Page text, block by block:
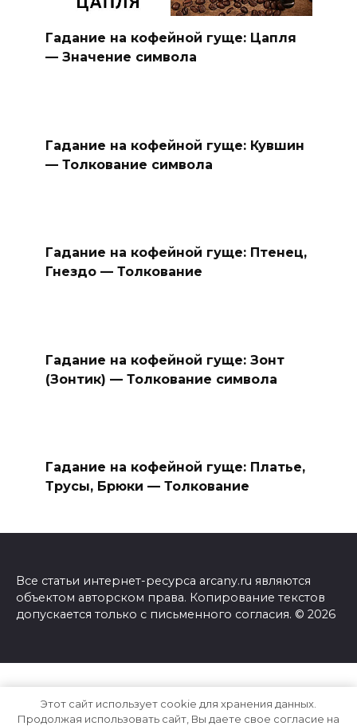
Гадание на кофейной гуще: Цапля
— Значение символа
Гадание на кофейной гуще: Кувшин
— Толкование символа
Гадание на кофейной гуще: Птенец,
Гнездо — Толкование
Гадание на кофейной гуще: Зонт
(Зонтик) — Толкование символа
Гадание на кофейной гуще: Платье,
Трусы, Брюки — Толкование
Все статьи интернет-ресурса arcany.ru являются
объектом авторском права. Копирование текстов
допускается только с письменного согласия. © 2026
Этот сайт использует cookie для хранения данных.
Продолжая использовать сайт, Вы даете свое согласие на